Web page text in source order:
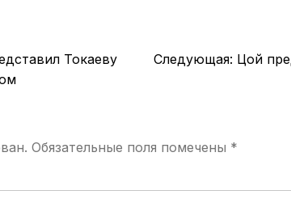
Токаеву
Следующая: Цой
Обязательные поля помечены *